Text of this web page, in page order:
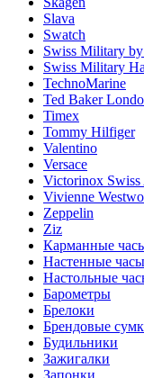
Slava
Swatch
Swiss Military
Swiss Military
TechnoMarine
Ted Baker
Timex
Tommy Hilfiger
Valentino
Versace
Victorinox
Vivienne
Zeppelin
Ziz
Карманные
Настенные часы
Настольные
Барометры
Брелоки
Брендовые
Будильники
Зажигалки
Запонки